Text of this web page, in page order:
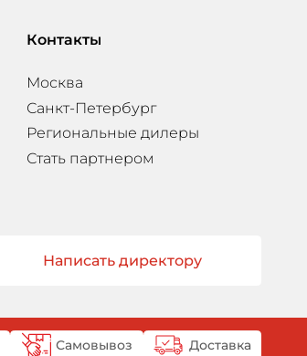
Контакты
Москва
Санкт-Петербург
Региональные дилеры
Стать партнером
Написать директору
Самовывоз Доставка